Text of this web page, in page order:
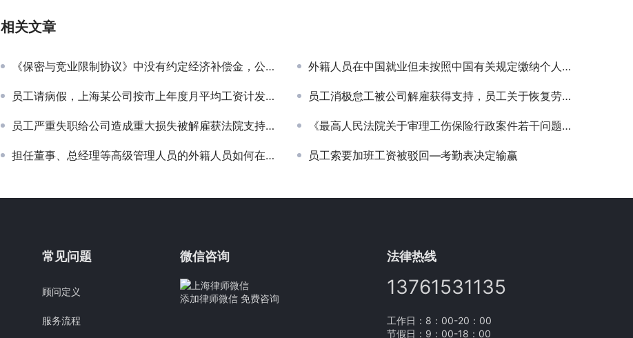
相关文章
《保密与竞业限制协议》中没有约定经济补偿金，公司要求没有遵守竞业限制义务的员工支付违约金获支持 外籍人员在中国就业但未按照中国有关规定缴纳个人所得税会面临什么处罚—外国人个税分析三
员工请病假，上海某公司按市上年度月平均工资计发病假工资获法院支持 员工消极怠工被公司解雇获得支持，员工关于恢复劳动合同的仲裁申请未获支持
员工严重失职给公司造成重大损失被解雇获法院支持 员工要求公司支付赔偿金被驳回 《最高人民法院关于审理工伤保险行政案件若干问题的规定》重点内容解析
担任董事、总经理等高级管理人员的外籍人员如何在中国境内缴纳个人所得税—外国人个税分析一 员工索要加班工资被驳回—考勤表决定输赢
常见问题
顾问定义
服务流程
微信咨询
添加律师微信 免费咨询
法律热线
13761531135
工作日：8：00-20：00
节假日：9：00-18：00